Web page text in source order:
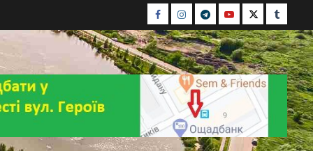
Facebook
Instagram
TelegramYoutubeTwitterTumblr